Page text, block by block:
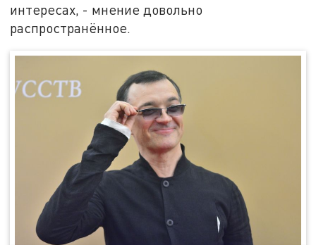
интересах, - мнение довольно
распространённое.